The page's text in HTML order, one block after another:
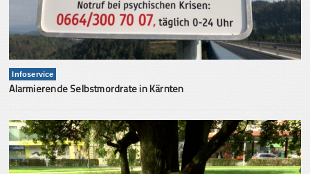
Infoservice
Alarmierende Selbstmordrate in Kärnten